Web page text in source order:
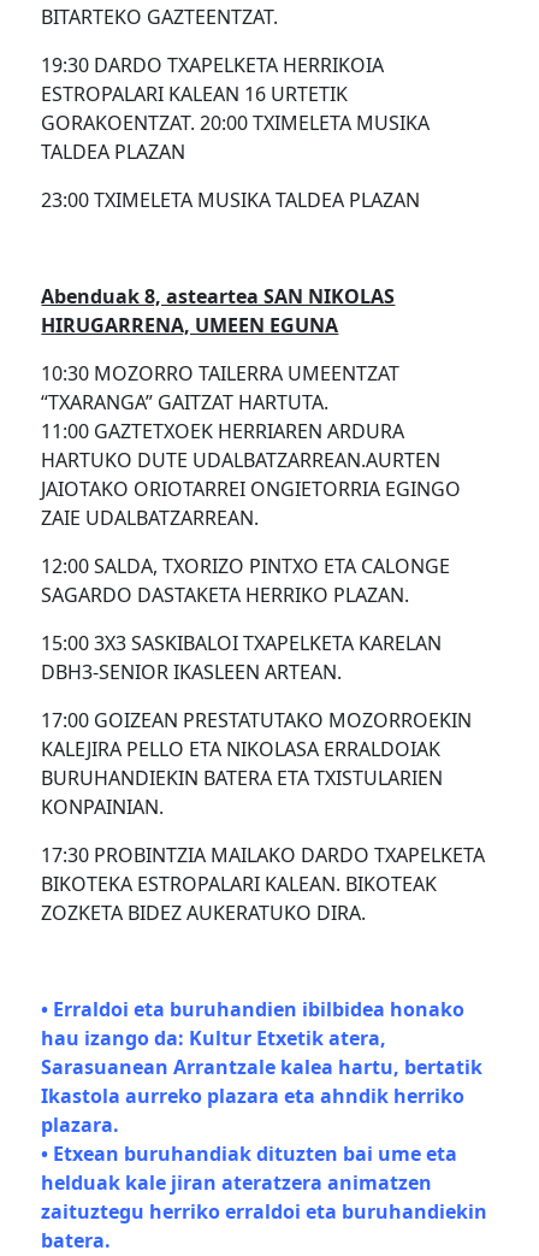
BITARTEKO GAZTEENTZAT.
19:30 DARDO TXAPELKETA HERRIKOIA
ESTROPALARI KALEAN 16 URTETIK
GORAKOENTZAT. 20:00 TXIMELETA MUSIKA
TALDEA PLAZAN
23:00 TXIMELETA MUSIKA TALDEA PLAZAN
Abenduak 8, asteartea SAN NIKOLAS
HIRUGARRENA, UMEEN EGUNA
10:30 MOZORRO TAILERRA UMEENTZAT
“TXARANGA” GAITZAT HARTUTA.
11:00 GAZTETXOEK HERRIAREN ARDURA
HARTUKO DUTE UDALBATZARREAN.AURTEN
JAIOTAKO ORIOTARREI ONGIETORRIA EGINGO
ZAIE UDALBATZARREAN.
12:00 SALDA, TXORIZO PINTXO ETA CALONGE
SAGARDO DASTAKETA HERRIKO PLAZAN.
15:00 3X3 SASKIBALOI TXAPELKETA KARELAN
DBH3-SENIOR IKASLEEN ARTEAN.
17:00 GOIZEAN PRESTATUTAKO MOZORROEKIN
KALEJIRA PELLO ETA NIKOLASA ERRALDOIAK
BURUHANDIEKIN BATERA ETA TXISTULARIEN
KONPAINIAN.
17:30 PROBINTZIA MAILAKO DARDO TXAPELKETA
BIKOTEKA ESTROPALARI KALEAN. BIKOTEAK
ZOZKETA BIDEZ AUKERATUKO DIRA.
• Erraldoi eta buruhandien ibilbidea honako
hau izango da: Kultur Etxetik atera,
Sarasuanean Arrantzale kalea hartu, bertatik
Ikastola aurreko plazara eta ahndik herriko
plazara.
• Etxean buruhandiak dituzten bai ume eta
helduak kale jiran ateratzera animatzen
zaituztegu herriko erraldoi eta buruhandiekin
batera.